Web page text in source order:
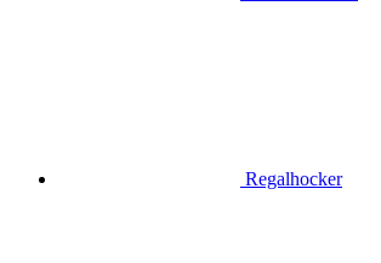
Regalhocker